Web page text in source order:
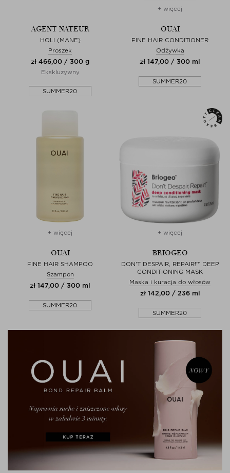
AGENT NATEUR
HOLI (MANE)
Proszek
zł 466,00 / 300 g
Ekskluzywny
SUMMER20
+ więcej
OUAI
FINE HAIR CONDITIONER
Odżywka
zł 147,00 / 300 ml
SUMMER20
+ więcej
OUAI
FINE HAIR SHAMPOO
Szampon
zł 147,00 / 300 ml
SUMMER20
+ więcej
BRIOGEO
DON'T DESPAIR, REPAIR!™ DEEP
CONDITIONING MASK
Maska i kuracja do włosów
zł 142,00 / 236 ml
SUMMER20